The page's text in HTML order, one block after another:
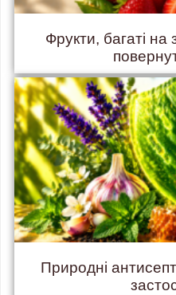
Фрукти, багаті на
Природні